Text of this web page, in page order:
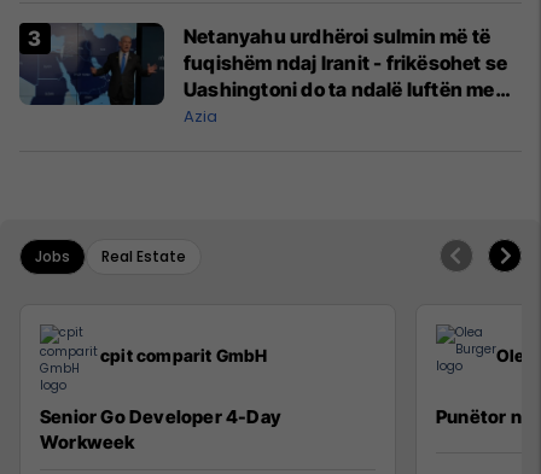
Netanyahu urdhëroi sulmin më të
fuqishëm ndaj Iranit - frikësohet se
Uashingtoni do ta ndalë luftën me
Teheranin
Azia
Jobs Real Estate
cpit comparit GmbH
Senior Go Developer 4-Day
Workweek
Olea
Punëtor në